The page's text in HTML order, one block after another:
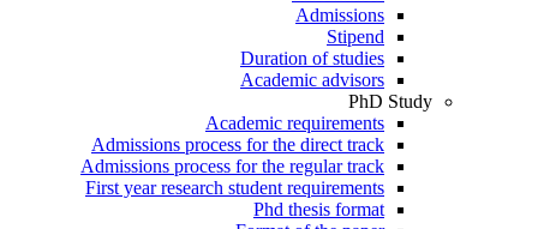
Admissions
Stipend
Duration of studies
Academic advisors
PhD Study
Academic requirements
Admissions process for the direct track
Admissions process for the regular track
First year research student requirements
Phd thesis format